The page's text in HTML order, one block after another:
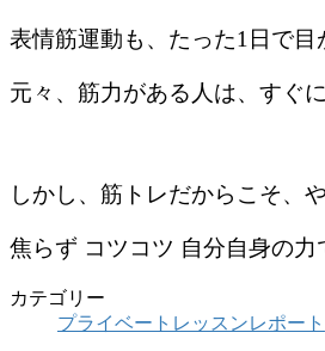
表情筋運動も、たった1日で目
元々、筋力がある人は、すぐ
しかし、筋トレだからこそ、
焦らず コツコツ 自分自身の力
カテゴリー
プライベートレッスンレポート